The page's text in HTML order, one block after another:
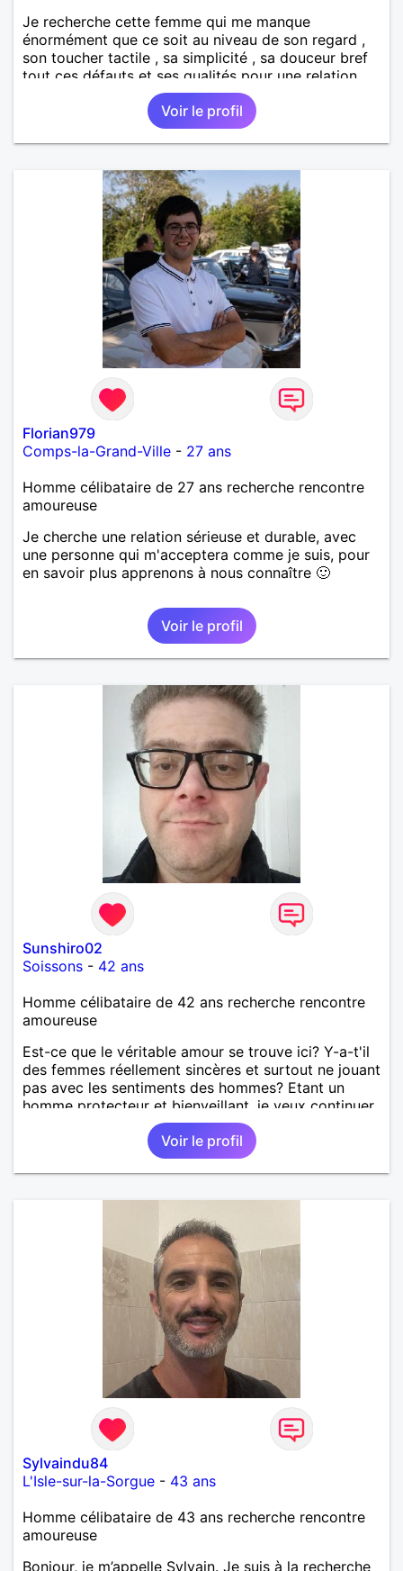
Je recherche cette femme qui me manque
énormément que ce soit au niveau de son regard ,
son toucher tactile , sa simplicité , sa douceur bref
tout ces défauts et ses qualités pour une relation
Voir le profil
Florian979
Comps-la-Grand-Ville - 27 ans
Homme célibataire de 27 ans recherche rencontre
amoureuse
Je cherche une relation sérieuse et durable, avec
une personne qui m'acceptera comme je suis, pour
en savoir plus apprenons à nous connaître 🙂
Voir le profil
Sunshiro02
Soissons - 42 ans
Homme célibataire de 42 ans recherche rencontre
amoureuse
Est-ce que le véritable amour se trouve ici? Y-a-t'il
des femmes réellement sincères et surtout ne jouant
pas avec les sentiments des hommes? Etant un
homme protecteur et bienveillant, je veux continuer
d'y croire et pouvoir enfin former la petite famille
que je désir temps. Faux profil, profiteuse et autres
joyeuseté passer votre chemin, vous ne
m'intéressez pas du tout!
Voir le profil
Sylvaindu84
L'Isle-sur-la-Sorgue - 43 ans
Homme célibataire de 43 ans recherche rencontre
amoureuse
Bonjour, je m’appelle Sylvain. Je suis à la recherche